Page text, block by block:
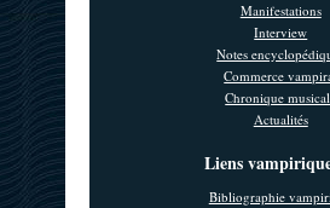
Manifestations
Interview
Notes
Commerce
Chronique
Actualités
Liens
Bibliographie